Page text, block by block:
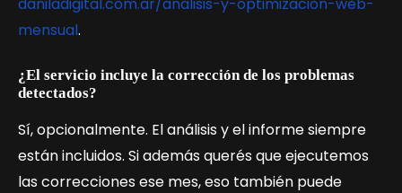
daniladigital.com.ar/analisis-y-optimizacion-web-
mensual.
¿El servicio incluye la corrección de los problemas
detectados?
Sí, opcionalmente. El análisis y el informe siempre
están incluidos. Si además querés que ejecutemos
las correcciones ese mes, eso también puede